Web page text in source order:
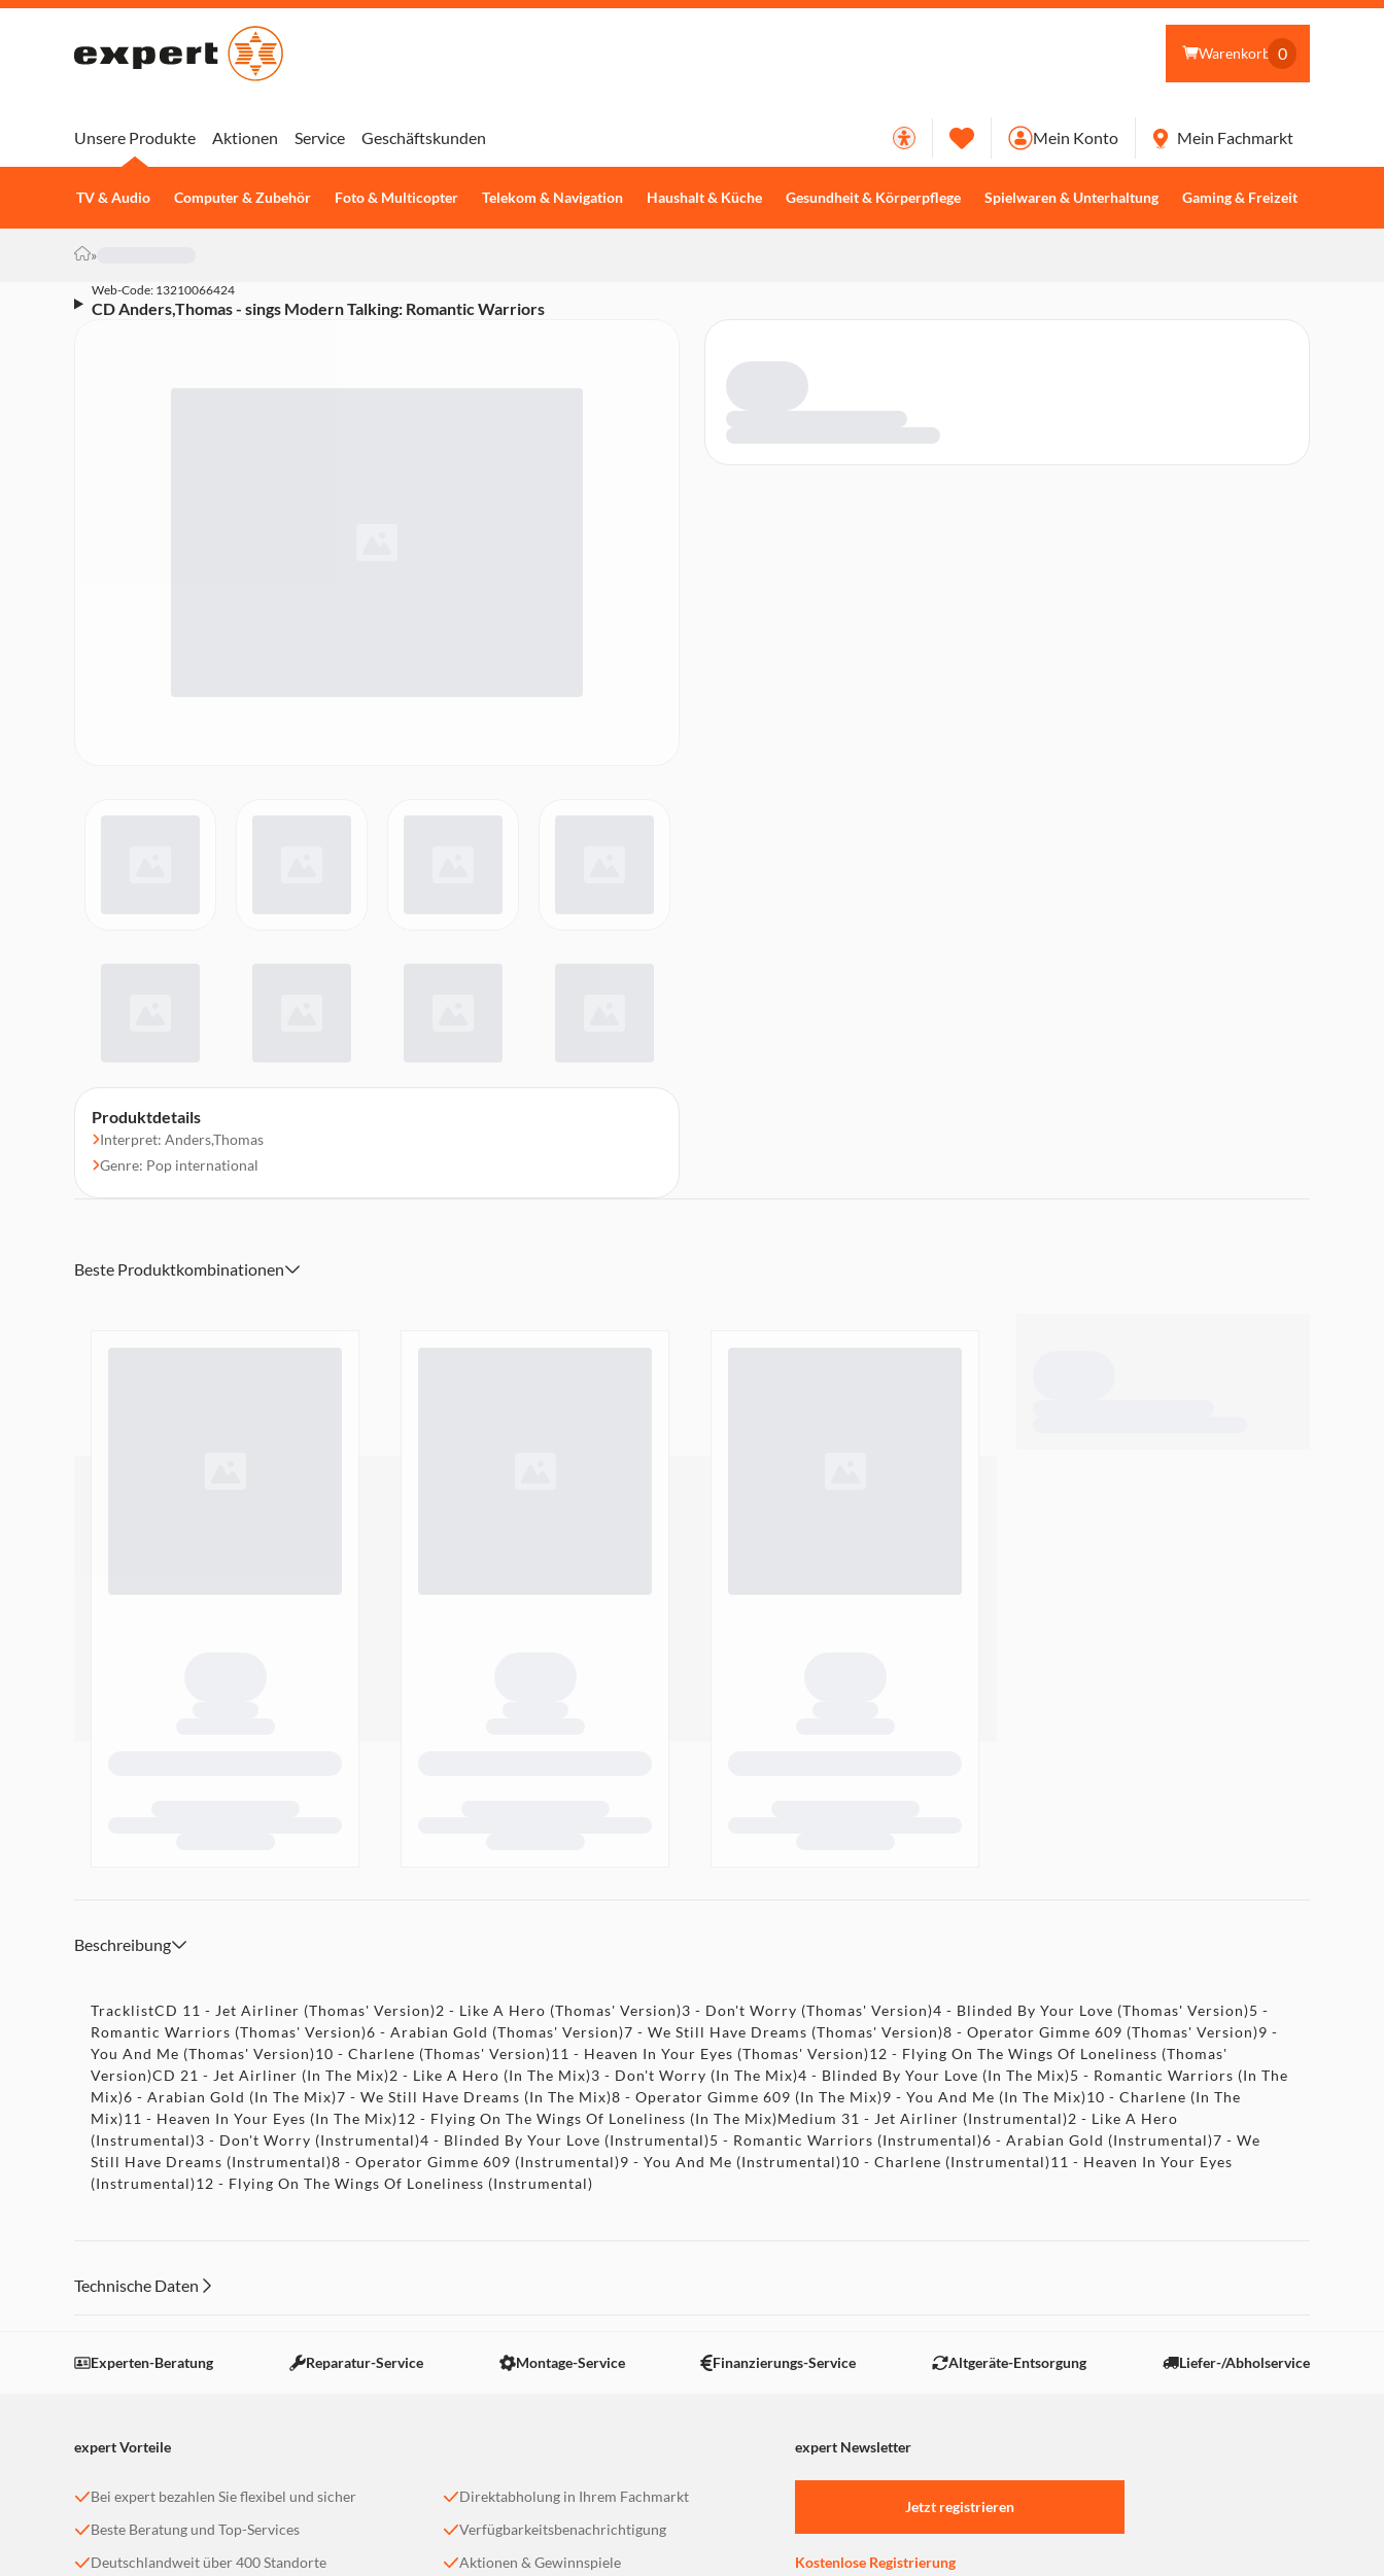
Warenkorb 0
Unsere Produkte
TV & Audio Computer & Zubehör Foto & Multicopter Telekom & Navigation Haushalt & Küche Gesundheit & Körperpflege Spielwaren & Unterhaltung Gaming & Freizeit
Aktionen Service Geschäftskunden Mein Konto Mein Fachmarkt
»
Web-Code: 13210066424
CD Anders,Thomas - sings Modern Talking: Romantic Warriors
Produktdetails
Interpret: Anders,Thomas
Genre: Pop international
Beste Produktkombinationen
Beschreibung
TracklistCD 11 - Jet Airliner (Thomas' Version)2 - Like A Hero (Thomas' Version)3 - Don't Worry (Thomas' Version)4 - Blinded By Your Love (Thomas' Version)5 -
Romantic Warriors (Thomas' Version)6 - Arabian Gold (Thomas' Version)7 - We Still Have Dreams (Thomas' Version)8 - Operator Gimme 609 (Thomas' Version)9 -
You And Me (Thomas' Version)10 - Charlene (Thomas' Version)11 - Heaven In Your Eyes (Thomas' Version)12 - Flying On The Wings Of Loneliness (Thomas'
Version)CD 21 - Jet Airliner (In The Mix)2 - Like A Hero (In The Mix)3 - Don't Worry (In The Mix)4 - Blinded By Your Love (In The Mix)5 - Romantic Warriors (In The
Mix)6 - Arabian Gold (In The Mix)7 - We Still Have Dreams (In The Mix)8 - Operator Gimme 609 (In The Mix)9 - You And Me (In The Mix)10 - Charlene (In The
Mix)11 - Heaven In Your Eyes (In The Mix)12 - Flying On The Wings Of Loneliness (In The Mix)Medium 31 - Jet Airliner (Instrumental)2 - Like A Hero
(Instrumental)3 - Don't Worry (Instrumental)4 - Blinded By Your Love (Instrumental)5 - Romantic Warriors (Instrumental)6 - Arabian Gold (Instrumental)7 - We
Still Have Dreams (Instrumental)8 - Operator Gimme 609 (Instrumental)9 - You And Me (Instrumental)10 - Charlene (Instrumental)11 - Heaven In Your Eyes
(Instrumental)12 - Flying On The Wings Of Loneliness (Instrumental)
Technische Daten
Experten-Beratung Reparatur-Service Montage-Service Finanzierungs-Service Altgeräte-Entsorgung Liefer-/Abholservice
expert Vorteile expert Newsletter
Bei expert bezahlen Sie flexibel und sicher
Beste Beratung und Top-Services
Deutschlandweit über 400 Standorte
Direktabholung in Ihrem Fachmarkt
Verfügbarkeitsbenachrichtigung
Aktionen & Gewinnspiele
Jetzt registrieren
Kostenlose Registrierung